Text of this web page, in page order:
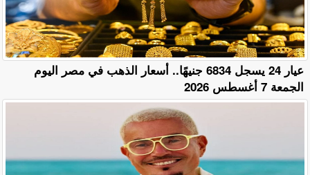
عيار 24 يسجل 6834 جنيهًا.. أسعار الذهب في مصر اليوم
الجمعة 7 أغسطس 2026